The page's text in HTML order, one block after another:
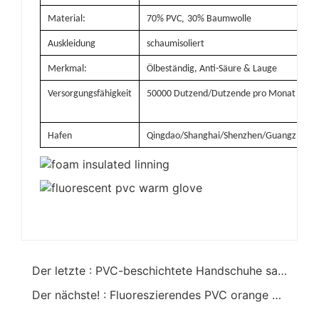
Material: 70% PVC, 30% Baumwolle
Auskleidung schaumisoliert
Merkmal: Ölbeständig, Anti-Säure & Lauge
Versorgungsfähigkeit 50000 Dutzend/Dutzende pro Monat
Hafen Qingdao/Shanghai/Shenzhen/Guangzhou
Der letzte : PVC-beschichtete Handschuhe sandige Oberfläche kältebeständig 12inches
Der nächste! : Fluoreszierendes PVC orange warme Handschuhe Sicherheit Arbeitsschutz